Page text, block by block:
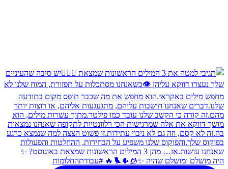
היה מושלם ומושלם שהיה ✨🧊🌵🐦‍🔥 #עבודתהחלומות